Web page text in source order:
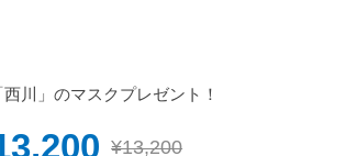
川」のマスクプレゼント！
¥13,200